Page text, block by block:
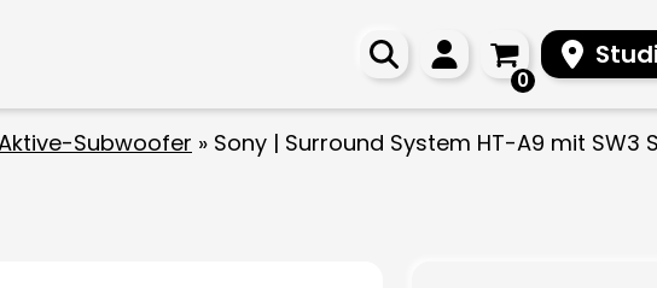
0
Subwoofer » Sony | Surround System HT-A9 mit SW3